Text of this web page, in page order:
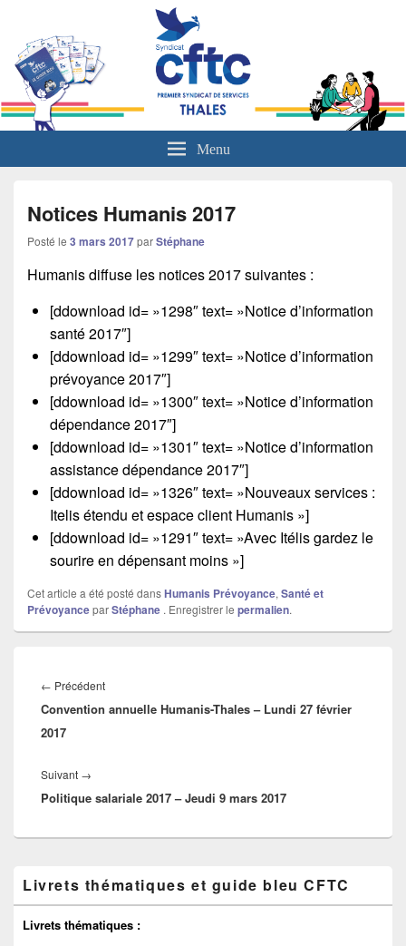
L'actualité sociale du groupe Thales
Menu
Notices Humanis 2017
Posté le 3 mars 2017parStéphane
Humanis diffuse les notices 2017 suivantes :
[ddownload id= »1298″ text= »Notice d’information
santé 2017″]
[ddownload id= »1299″ text= »Notice d’information
prévoyance 2017″]
[ddownload id= »1300″ text= »Notice d’information
dépendance 2017″]
[ddownload id= »1301″ text= »Notice d’information
assistance dépendance 2017″]
[ddownload id= »1326″ text= »Nouveaux services :
Itelis étendu et espace client Humanis »]
[ddownload id= »1291″ text= »Avec Itélis gardez le
sourire en dépensant moins »]
Cet article a été posté dansHumanis Prévoyance, Santé et
PrévoyanceparStéphane . Enregistrer le permalien.
de
l’article
← Précédent
précédent :
Convention annuelle Humanis-Thales – Lundi 27 février
2017
Suivant →
suivant :
Politique salariale 2017 – Jeudi 9 mars 2017
principale
de
widget
Livrets thématiques et guide bleu CFTC
Livrets thématiques :